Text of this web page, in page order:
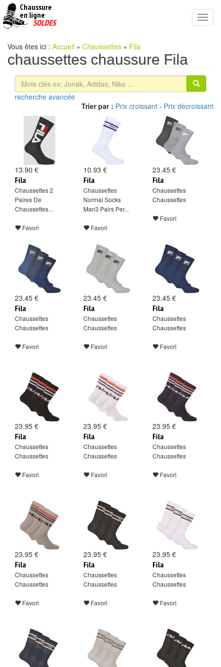
Chaussure
en ligne
pas
SOLDES
Vous êtes ici : Accueil » Chaussettes » Fila
chaussettes chaussure Fila
recherche avancée
Trier par : Prix croissant - Prix décroissant
13.90 €
Fila
Chaussettes 2
Paires De
Chaussettes...
Favori
10.93 €
Fila
Chaussettes
Normal Socks
Man3 Pairs Per...
Favori
23.45 €
Fila
Chaussettes
Chaussettes
Favori
23.45 €
Fila
Chaussettes
Chaussettes
Favori
23.45 €
Fila
Chaussettes
Chaussettes
Favori
23.45 €
Fila
Chaussettes
Chaussettes
Favori
23.95 €
Fila
Chaussettes
Chaussettes
Favori
23.95 €
Fila
Chaussettes
Chaussettes
Favori
23.95 €
Fila
Chaussettes
Chaussettes
Favori
23.95 €
Fila
Chaussettes
Chaussettes
Favori
23.95 €
Fila
Chaussettes
Chaussettes
Favori
23.95 €
Fila
Chaussettes
Chaussettes
Favori